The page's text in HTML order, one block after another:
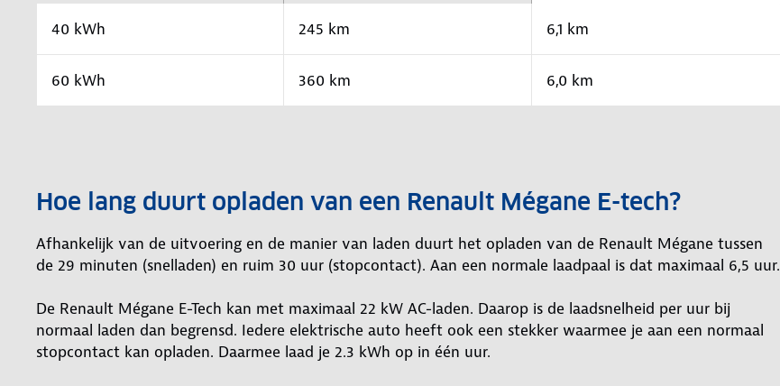
40 kWh 245 km 6,1 km
60 kWh 360 km 6,0 km
Hoe lang duurt opladen van een Renault Mégane E-tech?
Afhankelijk van de uitvoering en de manier van laden duurt het opladen van de Renault Mégane tussen
de 29 minuten (snelladen) en ruim 30 uur (stopcontact). Aan een normale laadpaal is dat maximaal 6,5 uur.
De Renault Mégane E-Tech kan met maximaal 22 kW AC-laden. Daarop is de laadsnelheid per uur bij
normaal laden dan begrensd. Iedere elektrische auto heeft ook een stekker waarmee je aan een normaal
stopcontact kan opladen. Daarmee laad je 2.3 kWh op in één uur.